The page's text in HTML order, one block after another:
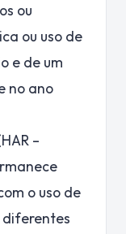
ou
ou uso de
e de um
no ano
–
o uso de
diferentes